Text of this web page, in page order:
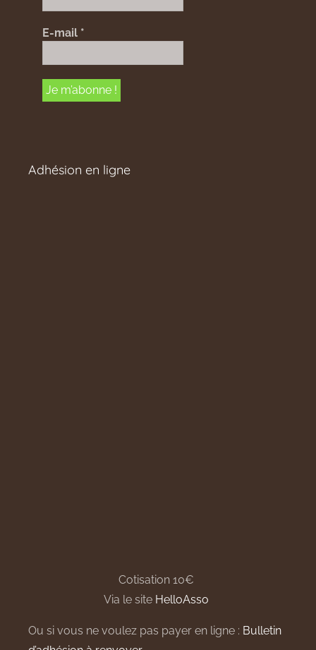
E-mail *
Adhésion en ligne
Cotisation 10€
Via le site HelloAsso
Ou si vous ne voulez pas payer en ligne : Bulletin